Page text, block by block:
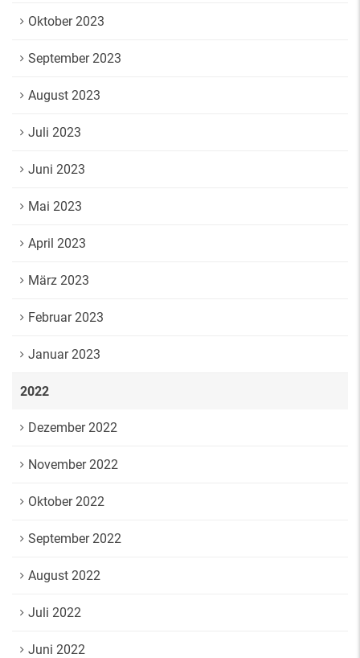
Oktober 2023
September 2023
August 2023
Juli 2023
Juni 2023
Mai 2023
April 2023
März 2023
Februar 2023
Januar 2023
2022
Dezember 2022
November 2022
Oktober 2022
September 2022
August 2022
Juli 2022
Juni 2022